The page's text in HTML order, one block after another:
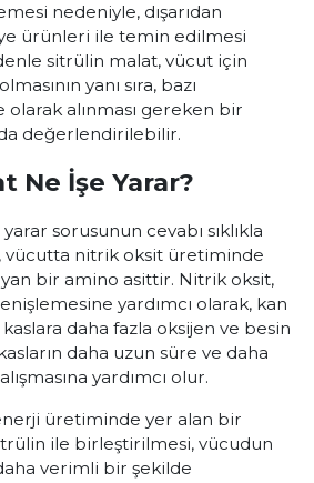
nedeniyle, dışarıdan
ürünleri ile temin edilmesi
sitrülin malat, vücut için
yanı sıra, bazı
alınması gereken bir
değerlendirilebilir.
Ne İşe Yarar?
sorusunun cevabı sıklıkla
vücutta nitrik oksit üretiminde
bir amino asittir. Nitrik oksit,
yardımcı olarak, kan
kaslara daha fazla oksijen ve besin
daha uzun süre ve daha
yardımcı olur.
üretiminde yer alan bir
ile birleştirilmesi, vücudun
verimli bir şekilde